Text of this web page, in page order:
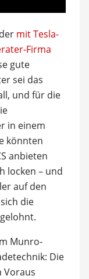
mit Tesla-
Firma
gute
sei das
und für die
in einem
könnten
anbieten
locken – und
auf den
die
Munro-
Die
Voraus